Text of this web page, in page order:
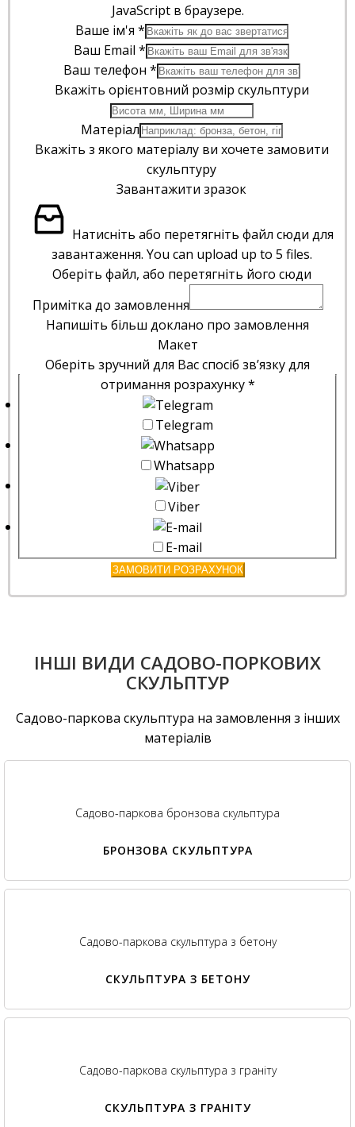
JavaScript в браузере.
Ваше ім'я *
Ваш Email *
Ваш телефон *
Вкажіть орієнтовний розмір скульптури
Матеріал
Вкажіть з якого матеріалу ви хочете замовити
скульптуру
Завантажити зразок
Натисніть або перетягніть файл сюди для
завантаження. You can upload up to 5 files.
Оберіть файл, або перетягніть його сюди
Примітка до замовлення
Напишіть більш доклано про замовлення
Макет
Оберіть зручний для Вас спосіб зв’язку для
отримання розрахунку*
Telegram
Whatsapp
Viber
E-mail
ЗАМОВИТИ РОЗРАХУНОК
ІНШІ ВИДИ САДОВО-ПОРКОВИХ
СКУЛЬПТУР
Садово-паркова скульптура на замовлення з інших
матеріалів
Садово-паркова бронзова скульптура
БРОНЗОВА СКУЛЬПТУРА
Садово-паркова скульптура з бетону
СКУЛЬПТУРА З БЕТОНУ
Садово-паркова скульптура з граніту
СКУЛЬПТУРА З ГРАНІТУ